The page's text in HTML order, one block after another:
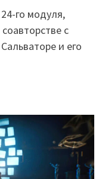
го модуля,
с
и его